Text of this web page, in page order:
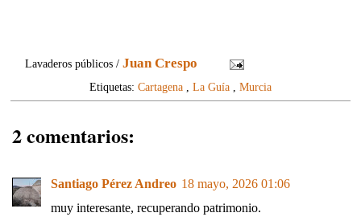
Lavaderos públicos /Juan Crespo
Etiquetas: Cartagena , La Guía , Murcia
2 comentarios:
Santiago Pérez Andreo 18 mayo, 2026 01:06
muy interesante, recuperando patrimonio.